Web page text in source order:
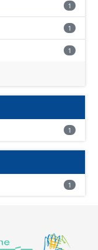
1
1
1
1
1